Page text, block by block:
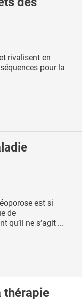
rivalisent en
pour la
est si
de
qu’il ne s’agit ...
thérapie